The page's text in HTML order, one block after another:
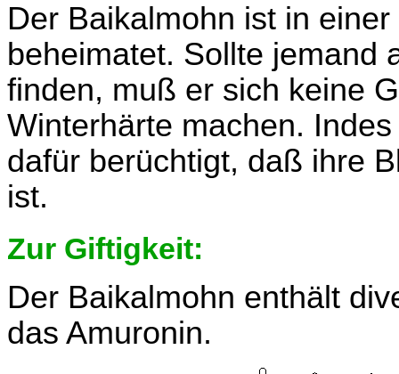
Der Baikalmohn ist in
beheimatet. Sollte jemand
finden, muß er sich keine
Winterhärte machen.
dafür berüchtigt, daß ihre
ist.
Zur Giftigkeit:
Der Baikalmohn enthält
das Amuronin.